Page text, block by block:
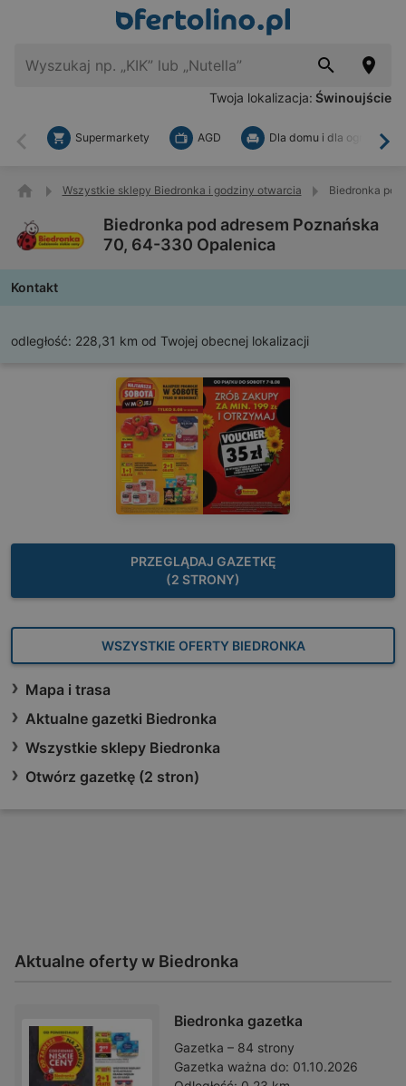
Twoja lokalizacja: Świnoujście
Wstecz
Supermarkety AGD Dla domu i dla ogrodu
Wszystkie sklepy Biedronka i godziny otwarcia Biedronka
Biedronka pod adresem Poznańska
70, 64-330 Opalenica
Kontakt
odległość: 228,31 km od Twojej obecnej lokalizacji
PRZEGLĄDAJ GAZETKĘ
(2 STRONY)
WSZYSTKIE OFERTY BIEDRONKA
Mapa i trasa
Aktualne gazetki Biedronka
Wszystkie sklepy Biedronka
Otwórz gazetkę (2 stron)
Aktualne oferty w Biedronka
Biedronka gazetka
Gazetka – 84 strony
Gazetka ważna do: 01.10.2026